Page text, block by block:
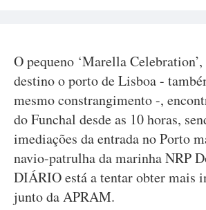
O pequeno ‘Marella
destino o porto de Lisboa -
mesmo constrangimento -,
do Funchal desde as 10 horas,
imediações da entrada no Porto
navio-patrulha da marinha NRP
DIÁRIO está a tentar obter mais
junto da APRAM.